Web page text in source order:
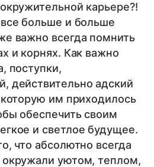
карьере?!
больше и больше
важно всегда помнить
и корнях. Как важно
поступки,
действительно адский
им приходилось
обеспечить своим
и светлое будущее.
что абсолютно всегда
уютом, теплом,